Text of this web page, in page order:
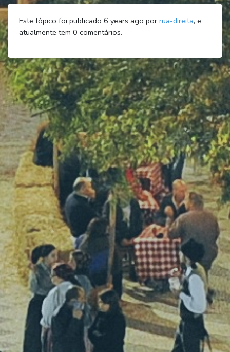
Este tópico foi publicado 6 years ago por rua-direita, e
atualmente tem 0 comentários.